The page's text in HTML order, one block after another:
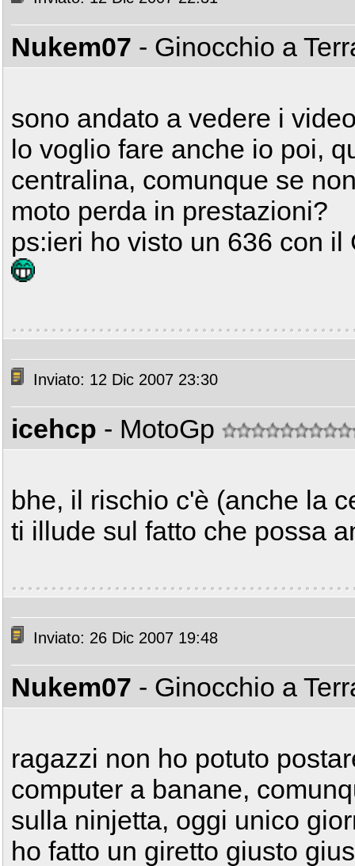
Nukem07 - Ginocchio a
sono andato a vedere i
lo voglio fare anche io poi,
centralina, comunque se
moto perda in prestazioni?
ps:ieri ho visto un 636 con
Inviato: 12 Dic 2007 23:30
icehcp - MotoGp
bhe, il rischio c'è (anche la
ti illude sul fatto che possa
Inviato: 26 Dic 2007 19:48
Nukem07 - Ginocchio a
ragazzi non ho potuto
computer a banane,
sulla ninjetta, oggi unico
ho fatto un giretto giusto